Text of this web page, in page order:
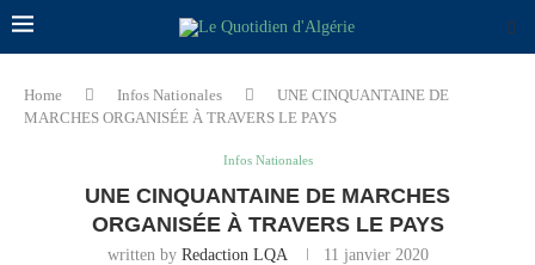
Home Infos Nationales
UNE CINQUANTAINE DE
MARCHES ORGANISÉE À TRAVERS LE PAYS
Infos Nationales
UNE CINQUANTAINE DE MARCHES
ORGANISÉE À TRAVERS LE PAYS
written by Redaction LQA 11 janvier 2020